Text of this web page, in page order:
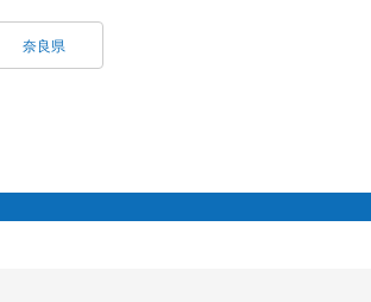
奈良県